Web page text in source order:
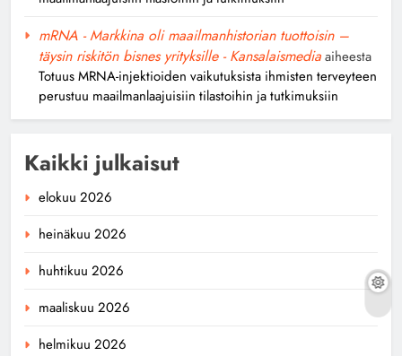
mRNA - Markkina oli maailmanhistorian tuottoisin –
täysin riskitön bisnes yrityksille - Kansalaismediaaiheesta
Totuus MRNA-injektioiden vaikutuksista ihmisten terveyteen
perustuu maailmanlaajuisiin tilastoihin ja tutkimuksiin
Kaikki julkaisut
elokuu 2026
heinäkuu 2026
huhtikuu 2026
maaliskuu 2026
helmikuu 2026